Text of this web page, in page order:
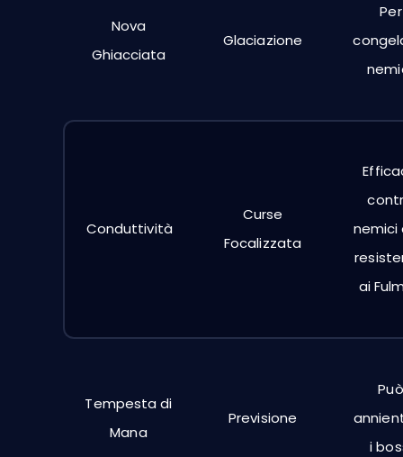
Nova
Ghiacciata
Glaciazione
Per
Conduttività
Curse
Focalizzata
nemici
ai
Tempesta di
Mana
Previsione
Può
i